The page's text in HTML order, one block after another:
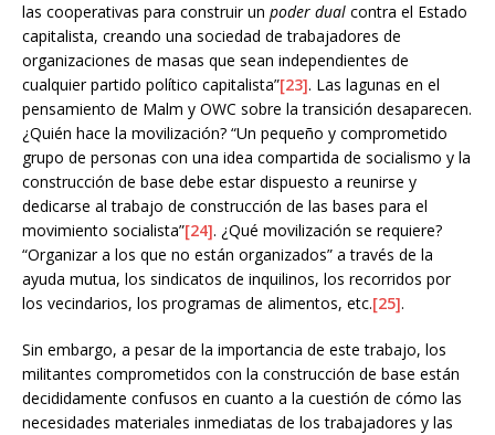
las cooperativas para construir un poder dual contra el Estado
capitalista, creando una sociedad de trabajadores de
organizaciones de masas que sean independientes de
cualquier partido político capitalista”[23]. Las lagunas en el
pensamiento de Malm y OWC sobre la transición desaparecen.
¿Quién hace la movilización? “Un pequeño y comprometido
grupo de personas con una idea compartida de socialismo y la
construcción de base debe estar dispuesto a reunirse y
dedicarse al trabajo de construcción de las bases para el
movimiento socialista”[24]. ¿Qué movilización se requiere?
“Organizar a los que no están organizados” a través de la
ayuda mutua, los sindicatos de inquilinos, los recorridos por
los vecindarios, los programas de alimentos, etc.[25].
Sin embargo, a pesar de la importancia de este trabajo, los
militantes comprometidos con la construcción de base están
decididamente confusos en cuanto a la cuestión de cómo las
necesidades materiales inmediatas de los trabajadores y las